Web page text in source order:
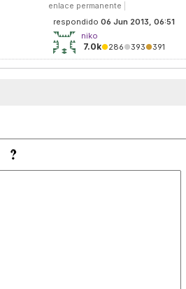
enlace permanente
respondido 06 Jun 2013, 06:51
niko
7.0k●286●393●391